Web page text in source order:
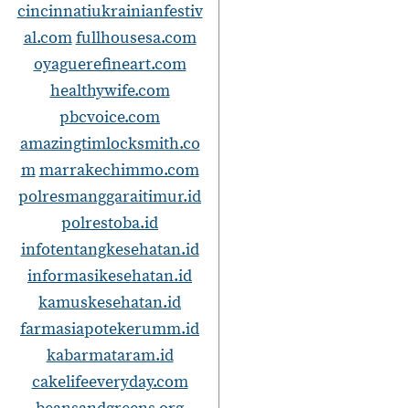
cincinnatiukrainianfestiv
al.comfullhousesa.com
oyaguerefineart.com
healthywife.com
pbcvoice.com
amazingtimlocksmith.co
mmarrakechimmo.com
polresmanggaraitimur.id
polrestoba.id
infotentangkesehatan.id
informasikesehatan.id
kamuskesehatan.id
farmasiapotekerumm.id
kabarmataram.id
cakelifeeveryday.com